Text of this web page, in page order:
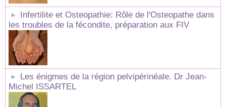
Infertilite et Osteopathie: Rôle de l'Osteopathe dans
les troubles de la fécondite, préparation aux FIV
Les énigmes de la région pelvipérinéale. Dr Jean-
Michel ISSARTEL